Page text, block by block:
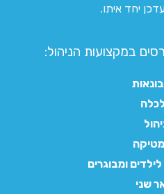
יחד איתו.
במקצועות הניהול:
ומבוגרים
שני